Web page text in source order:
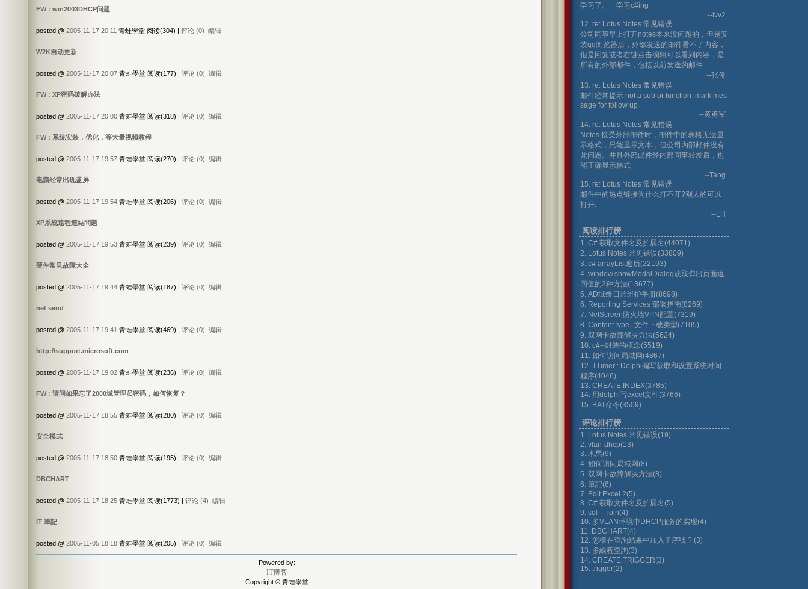
FW : win2003DHCP问题
posted @ 2005-11-17 20:11 青蛙學堂 阅读(304) | 评论 (0) 编辑
W2K自动更新
posted @ 2005-11-17 20:07 青蛙學堂 阅读(177) | 评论 (0) 编辑
FW : XP密码破解办法
posted @ 2005-11-17 20:00 青蛙學堂 阅读(318) | 评论 (0) 编辑
FW : 系统安装，优化，等大量视频教程
posted @ 2005-11-17 19:57 青蛙學堂 阅读(270) | 评论 (0) 编辑
电脑经常出现蓝屏
posted @ 2005-11-17 19:54 青蛙學堂 阅读(206) | 评论 (0) 编辑
XP系統遠程連結問題
posted @ 2005-11-17 19:53 青蛙學堂 阅读(239) | 评论 (0) 编辑
硬件常見故障大全
posted @ 2005-11-17 19:44 青蛙學堂 阅读(187) | 评论 (0) 编辑
net send
posted @ 2005-11-17 19:41 青蛙學堂 阅读(469) | 评论 (0) 编辑
http://support.microsoft.com
posted @ 2005-11-17 19:02 青蛙學堂 阅读(236) | 评论 (0) 编辑
FW : 请问如果忘了2000域管理员密码，如何恢复？
posted @ 2005-11-17 18:55 青蛙學堂 阅读(280) | 评论 (0) 编辑
安全模式
posted @ 2005-11-17 18:50 青蛙學堂 阅读(195) | 评论 (0) 编辑
DBCHART
posted @ 2005-11-17 18:25 青蛙學堂 阅读(1773) | 评论 (4) 编辑
IT 筆記
posted @ 2005-11-05 18:18 青蛙學堂 阅读(205) | 评论 (0) 编辑
Powered by:
IT博客
Copyright © 青蛙學堂
学习了。。学习c#ing
--lvv2
12. re: Lotus Notes 常见错误
公司同事早上打开notes本来没问题的，但是安
装qq浏览器后，外部发送的邮件看不了内容，
但是回复或者右键点击编辑可以看到内容，是
所有的外部邮件，包括以前发送的邮件
--张俊
13. re: Lotus Notes 常见错误
邮件经常提示 not a sub or function :mark mes
sage for follow up
--黄勇军
14. re: Lotus Notes 常见错误
Notes 接受外部邮件时，邮件中的表格无法显
示格式，只能显示文本，但公司内部邮件没有
此问题。并且外部邮件经内部同事转发后，也
能正确显示格式
--Tang
15. re: Lotus Notes 常见错误
邮件中的热点链接为什么打不开?别人的可以
打开.
--LH
阅读排行榜
1. C# 获取文件名及扩展名(44071)
2. Lotus Notes 常见错误(33809)
3. c# arrayList遍历(22193)
4. window.showModalDialog获取弹出页面返
回值的2种方法(13677)
5. AD域维日常维护手册(8698)
6. Reporting Services 部署指南(8269)
7. NetScreen防火墙VPN配置(7319)
8. ContentType--文件下载类型(7105)
9. 双网卡故障解决方法(5624)
10. c#--封装的概念(5519)
11. 如何访问局域网(4867)
12. TTimer : Delphi编写获取和设置系统时间
程序(4046)
13. CREATE INDEX(3785)
14. 用delphi写excel文件(3766)
15. BAT命令(3509)
评论排行榜
1. Lotus Notes 常见错误(19)
2. vlan-dhcp(13)
3. 木馬(9)
4. 如何访问局域网(8)
5. 双网卡故障解决方法(8)
6. 筆記(6)
7. Edit Excel 2(5)
8. C# 获取文件名及扩展名(5)
9. sql----join(4)
10. 多VLAN环境中DHCP服务的实现(4)
11. DBCHART(4)
12. 怎樣在查詢結果中加入子序號 ? (3)
13. 多線程查詢(3)
14. CREATE TRIGGER(3)
15. trigger(2)